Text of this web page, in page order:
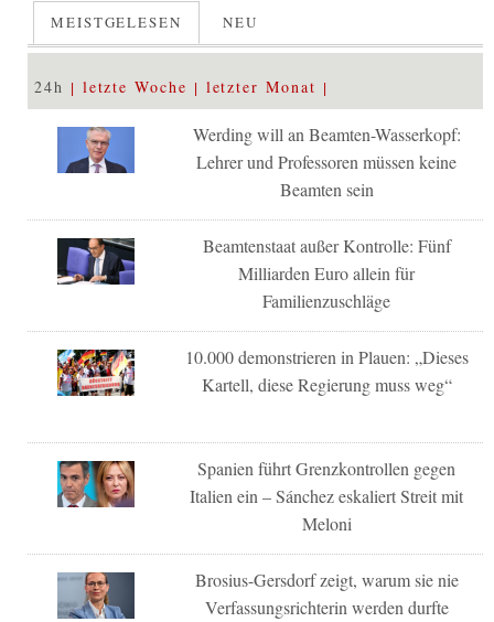
MEISTGELESEN NEU
24h letzte Woche letzter Monat
Werding will an Beamten-Wasserkopf:
Lehrer und Professoren müssen keine
Beamten sein
Beamtenstaat außer Kontrolle: Fünf
Milliarden Euro allein für
Familienzuschläge
10.000 demonstrieren in Plauen: „Dieses
Kartell, diese Regierung muss weg“
Spanien führt Grenzkontrollen gegen
Italien ein – Sánchez eskaliert Streit mit
Meloni
Brosius-Gersdorf zeigt, warum sie nie
Verfassungsrichterin werden durfte